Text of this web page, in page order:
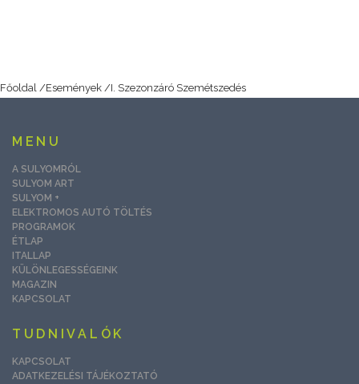
Főoldal /Események /I. Szezonzáró Szemétszedés
MENU
A SULYOMRÓL
SULYOM ART
SULYOM +
ELEKTROMOS AUTÓ TÖLTÉS
PROGRAMOK
ÉTLAP
ITALLAP
KÜLÖNLEGESSÉGEINK
MAGAZIN
KAPCSOLAT
TUDNIVALÓK
KAPCSOLAT
ADATKEZELÉSI TÁJÉKOZTATÓ